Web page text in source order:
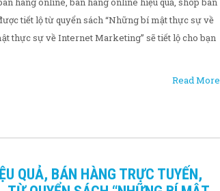
tiết lộ từ quyển sách “Những bí mật thực sự về
thực sự về Internet Marketing” sẽ tiết lộ cho bạn
Read More
QUẢ, BÁN HÀNG TRỰC TUYẾN,